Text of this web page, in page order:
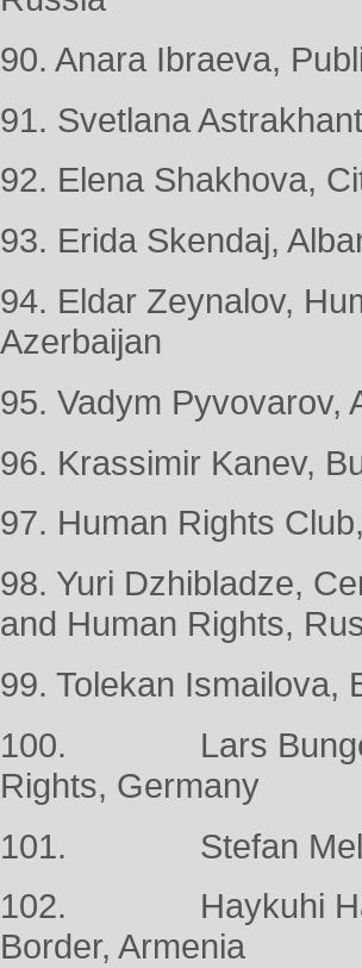
90. Anara Ibraeva,
91. Svetlana
92. Elena Shakhova,
93. Erida Skendaj,
94. Eldar Zeynalov,
Azerbaijan
95. Vadym Pyvovarov,
96. Krassimir Kanev,
97. Human Rights
98. Yuri Dzhibladze,
and Human Rights,
99. Tolekan Ismailova,
100. Lars Bunger,
Rights, Germany
101. Stefan Melle,
102. Haykuhi
Border, Armenia